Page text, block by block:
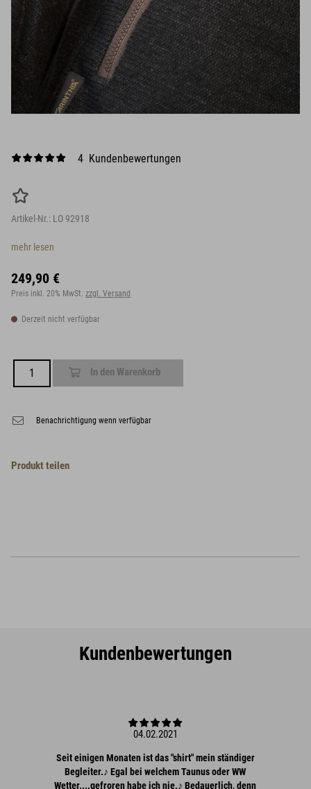
4 Kundenbewertungen
Artikel-Nr.: LO 92918
mehr lesen
249,90 €
Preis inkl. 20% MwSt. zzgl. Versand
Derzeit nicht verfügbar
In den Warenkorb
Benachrichtigung wenn verfügbar
Produkt teilen
Kundenbewertungen
04.02.2021
Seit einigen Monaten ist das "shirt" mein ständiger
Begleiter.♪ Egal bei welchem Taunus oder WW
Wetter....gefroren habe ich nie.♪ Bedauerlich, denn